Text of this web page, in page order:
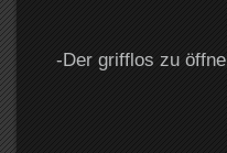
-Der grifflos zu